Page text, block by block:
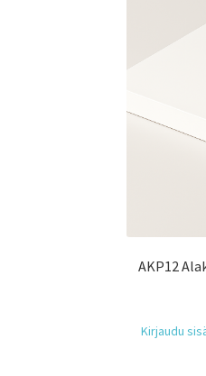
AKP12
Kirjaudu